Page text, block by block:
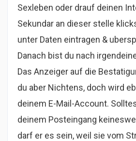
Sexleben oder drauf deinen
Sekundar an dieser stelle
unter Daten eintragen &
Danach bist du nach
Das Anzeiger auf die
du aber Nichtens, doch wird
deinem E-Mail-Account.
deinem Posteingang
darf er es sein, weil sie vom